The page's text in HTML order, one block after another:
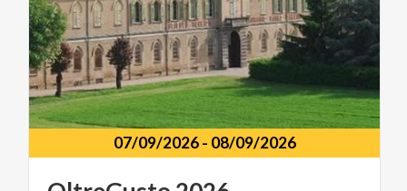
07/09/2026- 08/09/2026